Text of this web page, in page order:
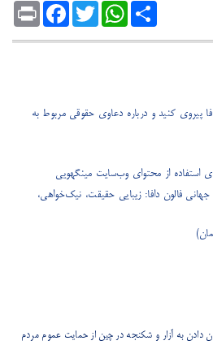
Print
FacebookTwitter
WhatsAppShare
پیروی کنید و درباره دعاوی حقوقی مربوط به
استفاده از محتوای وب‌سایت مینگهویی
فالون دافا: زیبایی حقیقت، نیک‌خواهی،
دادن به آزار و شکنجه در چین از حمایت عموم مردم